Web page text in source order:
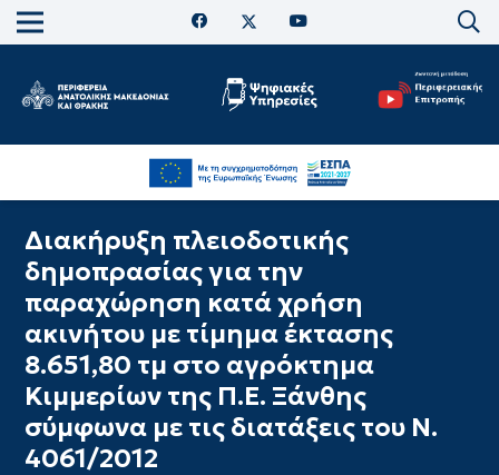
Διακήρυξη πλειοδοτικής
δημοπρασίας για την
παραχώρηση κατά χρήση
ακινήτου με τίμημα έκτασης
8.651,80 τμ στο αγρόκτημα
Κιμμερίων της Π.Ε. Ξάνθης
σύμφωνα με τις διατάξεις του Ν.
4061/2012